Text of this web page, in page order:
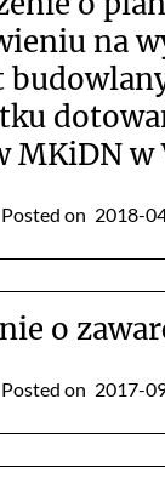
na
MKiDN w
Posted on 2018-
o
Posted on 2017-